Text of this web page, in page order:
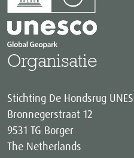
Organisatie
Stichting De Hondsrug
Bronnegerstraat 12
9531 TG Borger
The Netherlands